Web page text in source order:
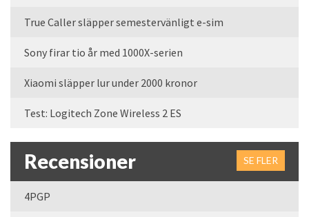
True Caller släpper semestervänligt e-sim
Sony firar tio år med 1000X-serien
Xiaomi släpper lur under 2000 kronor
Test: Logitech Zone Wireless 2 ES
Recensioner SE FLER
4PGP